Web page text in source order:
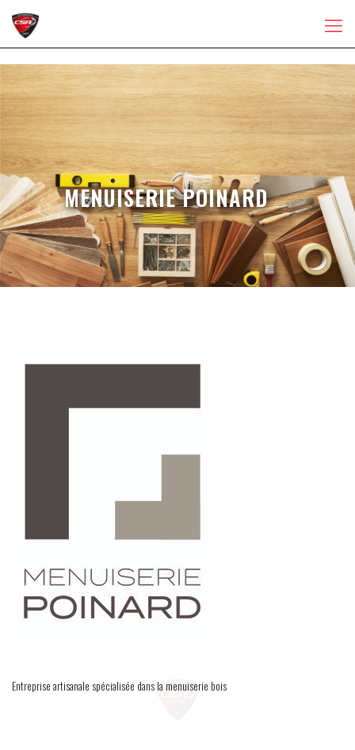
MENUISERIE POINARD
Entreprise artisanale spécialisée dans la menuiserie bois